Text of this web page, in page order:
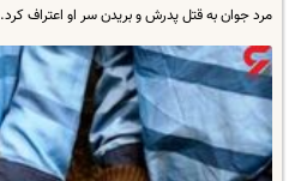
مرد جوان به قتل پدرش و بریدن سر او اعتراف کرد.